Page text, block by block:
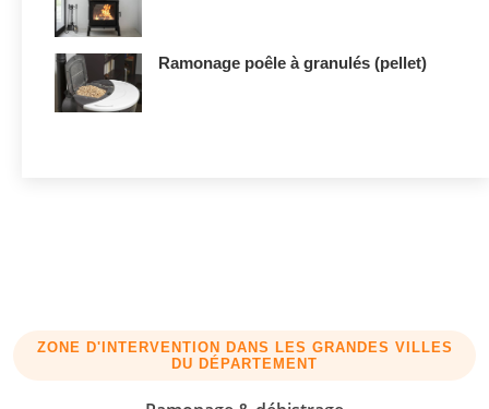
Ramonage poêle à granulés (pellet)
ZONE D'INTERVENTION DANS LES GRANDES VILLES
DU DÉPARTEMENT